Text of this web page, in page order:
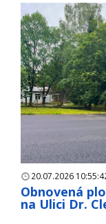
20.07.2026
Obnovená
na Ulici Dr.